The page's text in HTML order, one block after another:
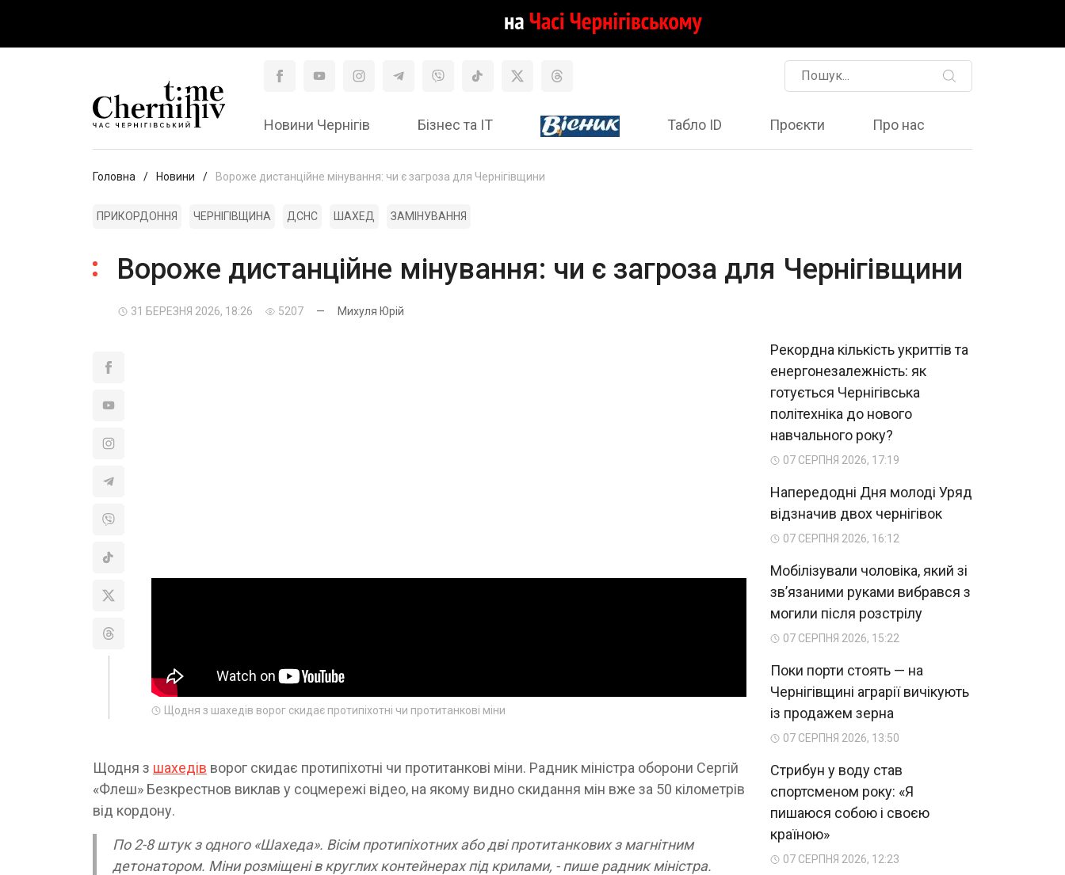
Новини Чернігів Бізнес та ІТ Табло ID Проєкти Про нас
Головна Новини Вороже дистанційне мінування: чи є загроза для Чернігівщини
ПРИКОРДОННЯ ЧЕРНІГІВЩИНА ДСНС ШАХЕД ЗАМІНУВАННЯ
Вороже дистанційне мінування: чи є загроза для Чернігівщини
31 БЕРЕЗНЯ 2026, 18:26 5207 — Михуля Юрій
Щодня з шахедів ворог скидає протипіхотні чи протитанкові міни
Щодня з шахедів ворог скидає протипіхотні чи протитанкові міни. Радник міністра оборони Сергій
«Флеш» Безкрестнов виклав у соцмережі відео, на якому видно скидання мін вже за 50 кілометрів
від кордону.
По 2-8 штук з одного «Шахеда». Вісім протипіхотних або дві протитанкових з магнітним
детонатором. Міни розміщені в круглих контейнерах під крилами, - пише радник міністра.
Рекордна кількість укриттів та
енергонезалежність: як
готується Чернігівська
політехніка до нового
навчального року?
07 СЕРПНЯ 2026, 17:19
Напередодні Дня молоді Уряд
відзначив двох чернігівок
07 СЕРПНЯ 2026, 16:12
Мобілізували чоловіка, який зі
зв’язаними руками вибрався з
могили після розстрілу
07 СЕРПНЯ 2026, 15:22
Поки порти стоять — на
Чернігівщині аграрії вичікують
із продажем зерна
07 СЕРПНЯ 2026, 13:50
Стрибун у воду став
спортсменом року: «Я
пишаюся собою і своєю
країною»
07 СЕРПНЯ 2026, 12:23